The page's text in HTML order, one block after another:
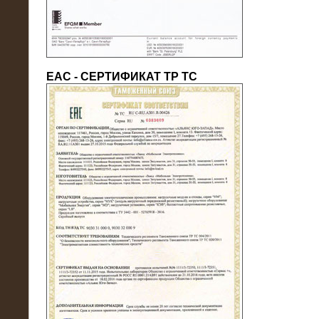
22.05.2016
Нагрузочный модуль в контейнере
10 МВт (0,4 кВ - напряжение)
ЕАС - СЕРТИФИКАТ ТР ТС